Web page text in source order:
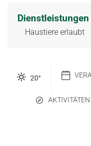
Dienstleistungen
Haustiere erlaubt
20°
AKTIVITÄTEN